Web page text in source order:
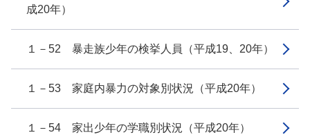
成20年）
１－52 暴走族少年の検挙人員（平成19、20年）
１－53 家庭内暴力の対象別状況（平成20年）
１－54 家出少年の学職別状況（平成20年）